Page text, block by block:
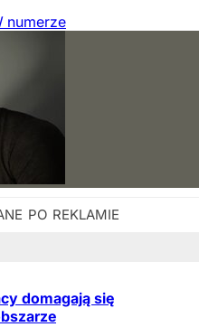
numerze
domagają się